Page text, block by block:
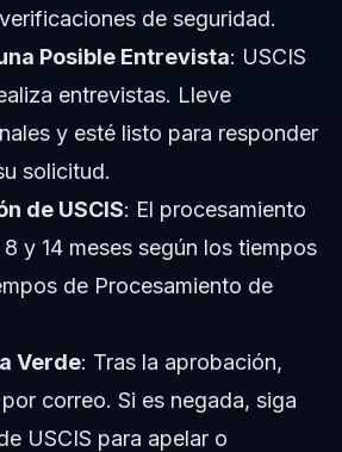
de seguridad.
Posible Entrevista: USCIS
entrevistas. Lleve
y esté listo para responder
solicitud.
de USCIS: El procesamiento
y 14 meses según los tiempos
de Procesamiento de
Verde: Tras la aprobación,
correo. Si es negada, siga
USCIS para apelar o